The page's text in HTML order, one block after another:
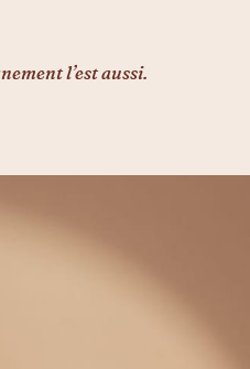
l’est aussi.